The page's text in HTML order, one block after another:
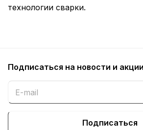
технологии сварки.
Подписаться на новости и акции
Подписаться